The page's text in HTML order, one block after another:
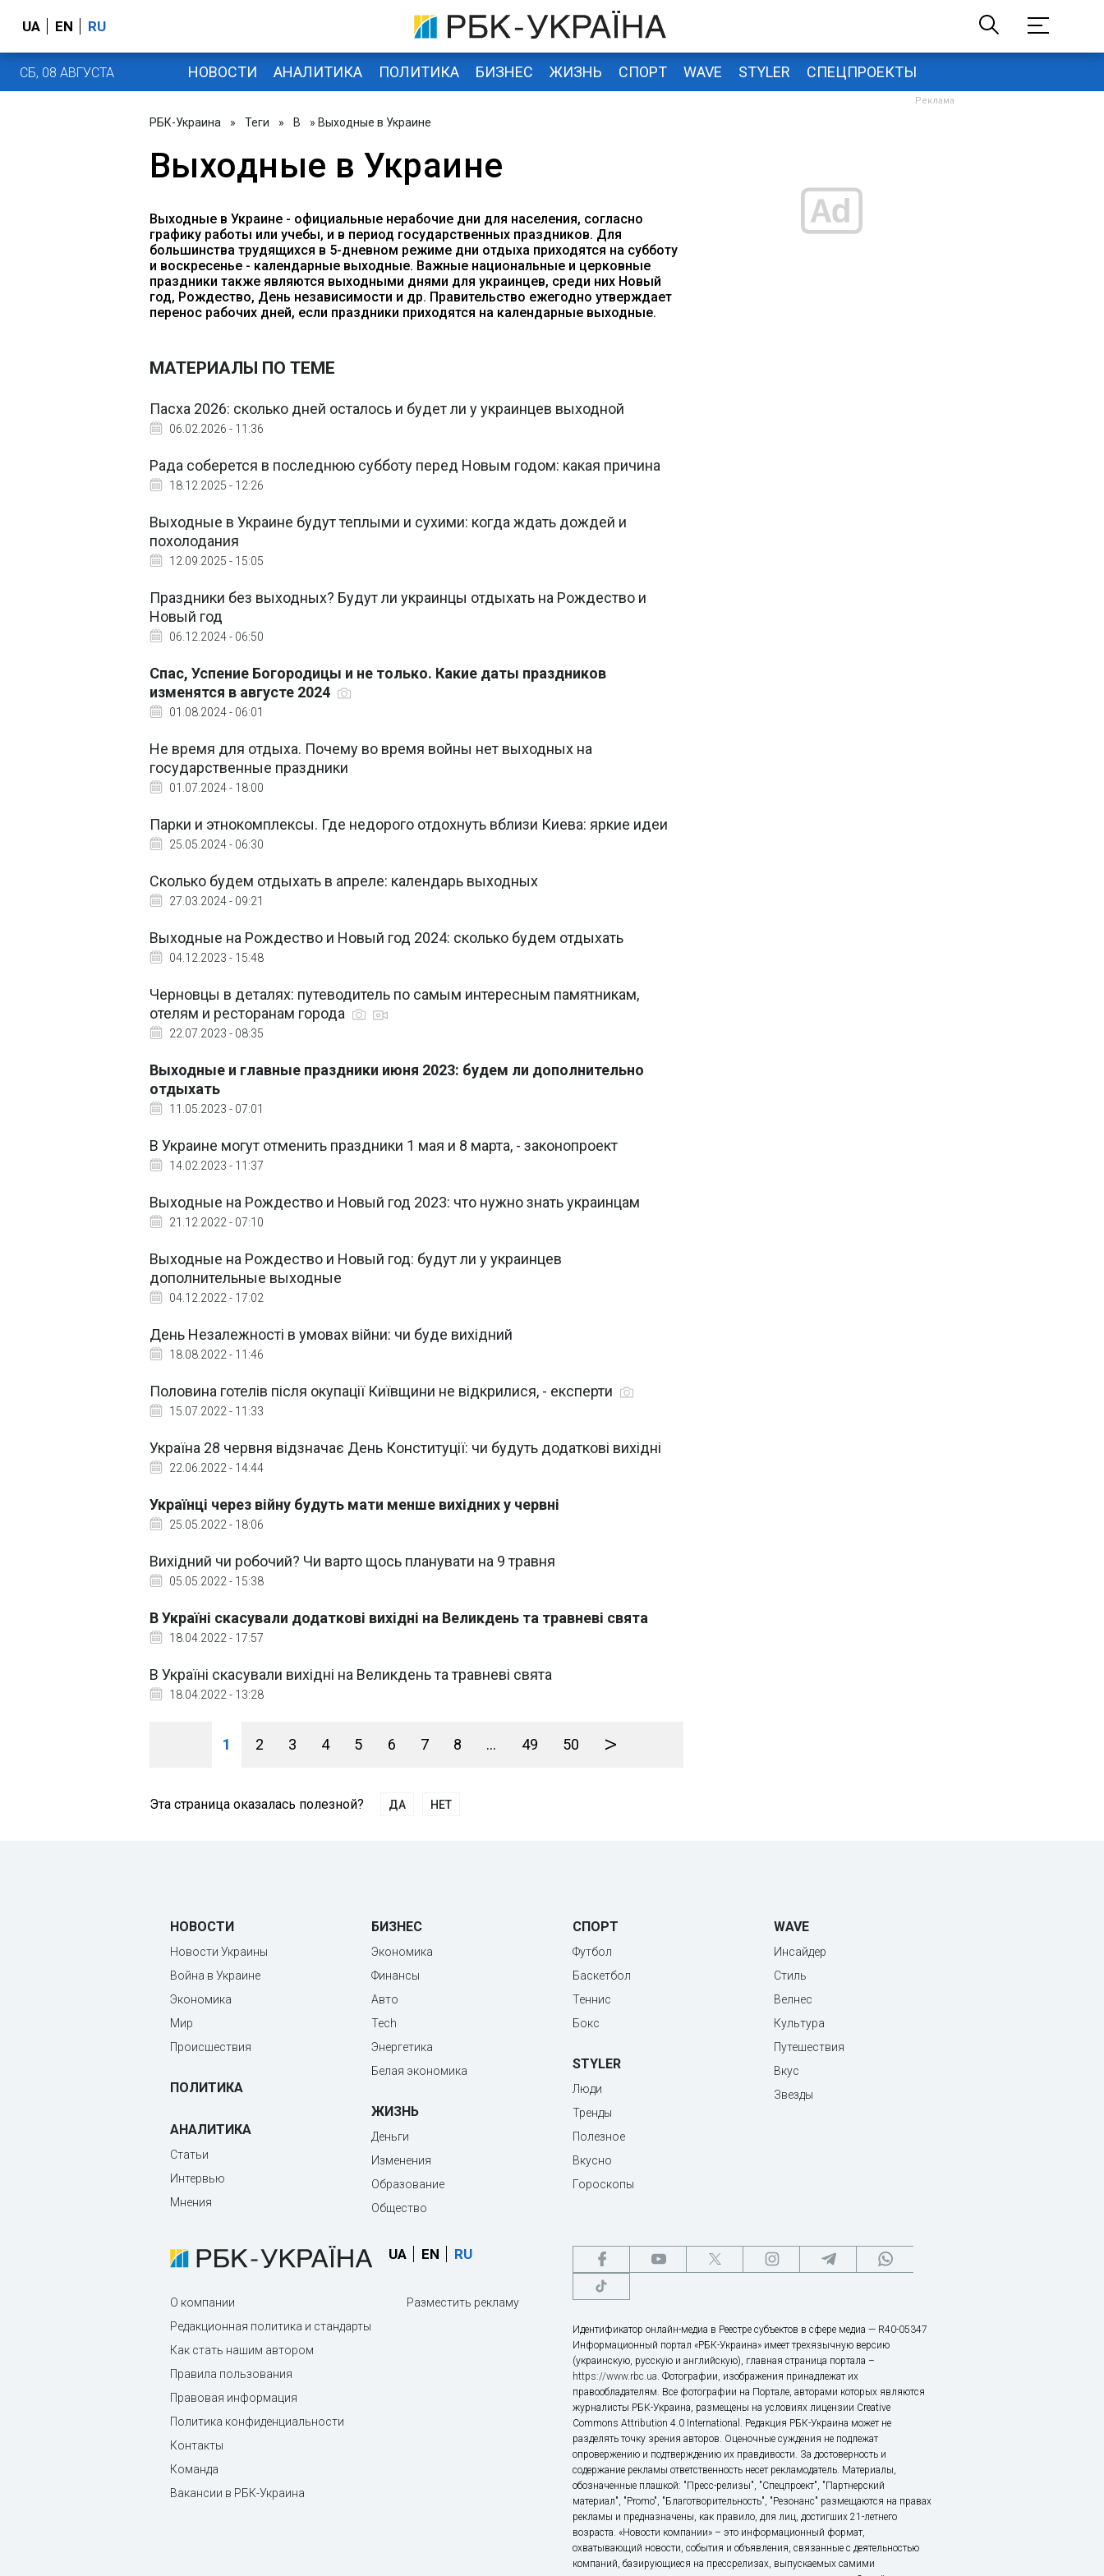
UA EN RU
СБ, 08 АВГУСТА НОВОСТИ АНАЛИТИКА ПОЛИТИКА БИЗНЕС ЖИЗНЬ СПОРТ WAVE STYLER СПЕЦПРОЕКТЫ
РБК-Украина » Теги » В » Выходные в Украине
Выходные в Украине
Выходные в Украине - официальные нерабочие дни для населения, согласно
графику работы или учебы, и в период государственных праздников. Для
большинства трудящихся в 5-дневном режиме дни отдыха приходятся на субботу
и воскресенье - календарные выходные. Важные национальные и церковные
праздники также являются выходными днями для украинцев, среди них Новый
год, Рождество, День независимости и др. Правительство ежегодно утверждает
перенос рабочих дней, если праздники приходятся на календарные выходные.
МАТЕРИАЛЫ ПО ТЕМЕ
Пасха 2026: сколько дней осталось и будет ли у украинцев выходной
06.02.2026 - 11:36
Рада соберется в последнюю субботу перед Новым годом: какая причина
18.12.2025 - 12:26
Выходные в Украине будут теплыми и сухими: когда ждать дождей и
похолодания
12.09.2025 - 15:05
Праздники без выходных? Будут ли украинцы отдыхать на Рождество и
Новый год
06.12.2024 - 06:50
Спас, Успение Богородицы и не только. Какие даты праздников
изменятся в августе 2024
01.08.2024 - 06:01
Не время для отдыха. Почему во время войны нет выходных на
государственные праздники
01.07.2024 - 18:00
Парки и этнокомплексы. Где недорого отдохнуть вблизи Киева: яркие идеи
25.05.2024 - 06:30
Сколько будем отдыхать в апреле: календарь выходных
27.03.2024 - 09:21
Выходные на Рождество и Новый год 2024: сколько будем отдыхать
04.12.2023 - 15:48
Черновцы в деталях: путеводитель по самым интересным памятникам,
отелям и ресторанам города
22.07.2023 - 08:35
Выходные и главные праздники июня 2023: будем ли дополнительно
отдыхать
11.05.2023 - 07:01
В Украине могут отменить праздники 1 мая и 8 марта, - законопроект
14.02.2023 - 11:37
Выходные на Рождество и Новый год 2023: что нужно знать украинцам
21.12.2022 - 07:10
Выходные на Рождество и Новый год: будут ли у украинцев
дополнительные выходные
04.12.2022 - 17:02
День Незалежності в умовах війни: чи буде вихідний
18.08.2022 - 11:46
Половина готелів після окупації Київщини не відкрилися, - експерти
15.07.2022 - 11:33
Україна 28 червня відзначає День Конституції: чи будуть додаткові вихідні
22.06.2022 - 14:44
Українці через війну будуть мати менше вихідних у червні
25.05.2022 - 18:06
Вихідний чи робочий? Чи варто щось планувати на 9 травня
05.05.2022 - 15:38
В Україні скасували додаткові вихідні на Великдень та травневі свята
18.04.2022 - 17:57
В Україні скасували вихідні на Великдень та травневі свята
18.04.2022 - 13:28
1 2 3 4 5 6 7 8 ... 49 50 >
Эта страница оказалась полезной? ДА НЕТ
НОВОСТИ
Новости Украины
Война в Украине
Экономика
Мир
Происшествия
ПОЛИТИКА
АНАЛИТИКА
Статьи
Интервью
Мнения
БИЗНЕС
Экономика
Финансы
Авто
Tech
Энергетика
Белая экономика
ЖИЗНЬ
Деньги
Изменения
Образование
Общество
СПОРТ
Футбол
Баскетбол
Теннис
Бокс
STYLER
Люди
Тренды
Полезное
Вкусно
Гороскопы
WAVE
Инсайдер
Стиль
Велнес
Культура
Путешествия
Вкус
Звезды
UA EN RU
О компании
Редакционная политика и стандарты
Как стать нашим автором
Правила пользования
Правовая информация
Политика конфиденциальности
Контакты
Команда
Вакансии в РБК-Украина
Разместить рекламу
Идентификатор онлайн-медиа в Реестре субъектов в сфере медиа — R40-05347
Информационный портал «РБК-Украина» имеет трехязычную версию
(украинскую, русскую и английскую), главная страница портала –
https://www.rbc.ua. Фотографии, изображения принадлежат их
правообладателям. Все фотографии на Портале, авторами которых являются
журналисты РБК-Украина, размещены на условиях лицензии Creative
Commons Attribution 4.0 International. Редакция РБК-Украина может не
разделять точку зрения авторов. Оценочные суждения не подлежат
опровержению и подтверждению их правдивости. За достоверность и
содержание рекламы ответственность несет рекламодатель. Материалы,
обозначенные плашкой: "Пресс-релизы", "Спецпроект", "Партнерский
материал", "Promo", "Благотворительность", "Резонанс" размещаются на правах
рекламы и предназначены, как правило, для лиц, достигших 21-летнего
возраста. «Новости компании» – это информационный формат,
охватывающий новости, события и объявления, связанные с деятельностью
компаний, базирующиеся на прессрелизах, выпускаемых самими